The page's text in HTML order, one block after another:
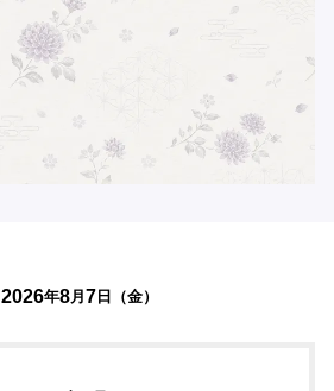
2026年8月 7 日（金）